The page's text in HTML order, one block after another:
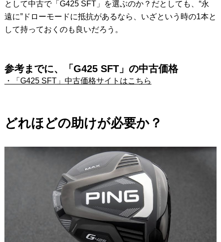
として中古で「G425 SFT」を選ぶのか？だとしても、“永
遠に”ドローモードに抵抗があるなら、いざという時の1本と
して持っておくのも良いだろう。
参考までに、「G425 SFT」の中古価格
・「G425 SFT」中古価格サイトはこちら
どれほどの助けが必要か？